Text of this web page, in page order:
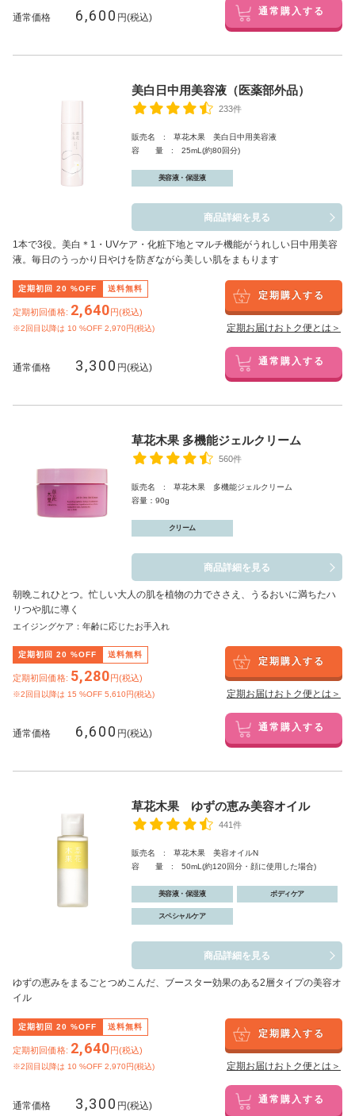
通常価格 6,600 円(税込) 通常購入する
美白日中用美容液（医薬部外品）
233件
販売名 : 草花木果 美白日中用美容液
容 量 : 25mL(約80回分)
美容液・保湿液
商品詳細を見る
1本で3役。美白 ＊1 ・UVケア・化粧下地とマルチ機能がうれしい日中用美容
液。毎日のうっかり日やけを防ぎながら美しい肌をまもります
定期初回 20 %OFF 送料無料
定期初回価格: 2,640円(税込)
※2回目以降は 10 %OFF 2,970円(税込)
定期購入する
定期お届けおトク便とは＞
通常価格 3,300 円(税込) 通常購入する
草花木果 多機能ジェルクリーム
560件
販売名 : 草花木果 多機能ジェルクリーム
容量：90g
クリーム
商品詳細を見る
朝晩これひとつ。忙しい大人の肌を植物の力でささえ、うるおいに満ちたハ
リつや肌に導く
エイジングケア：年齢に応じたお手入れ
定期初回 20 %OFF 送料無料
定期初回価格: 5,280円(税込)
※2回目以降は 15 %OFF 5,610円(税込)
定期購入する
定期お届けおトク便とは＞
通常価格 6,600 円(税込) 通常購入する
草花木果 ゆずの恵み美容オイル
441件
販売名 : 草花木果 美容オイルN
容 量 : 50mL(約120回分・顔に使用した場合)
美容液・保湿液 ボディケア
スペシャルケア
商品詳細を見る
ゆずの恵みをまるごとつめこんだ、ブースター効果のある2層タイプの美容オ
イル
定期初回 20 %OFF 送料無料
定期初回価格: 2,640円(税込)
※2回目以降は 10 %OFF 2,970円(税込)
定期購入する
定期お届けおトク便とは＞
通常価格 3,300 円(税込) 通常購入する